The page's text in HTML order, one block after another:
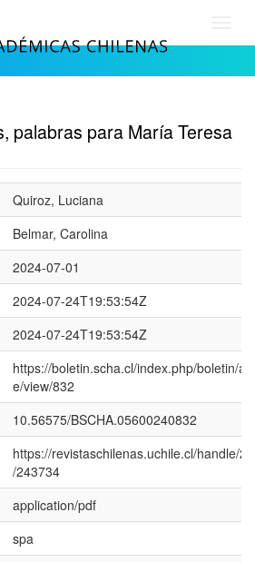
palabras para María Teresa
Quiroz, Luciana
Belmar, Carolina
2024-07-01
2024-07-24T19:53:54Z
2024-07-24T19:53:54Z
https://boletin.scha.cl/index.php/boletin/
e/view/832
10.56575/BSCHA.05600240832
https://revistaschilenas.uchile.cl/handle/
/243734
application/pdf
spa